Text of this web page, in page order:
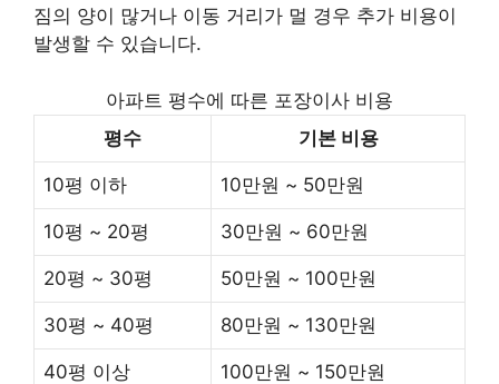
짐의 양이 많거나 이동 거리가 멀 경우 추가 비용이
발생할 수 있습니다.
아파트 평수에 따른 포장이사 비용
평수
기본 비용
10평 이하 10만원 ~ 50만원
10평 ~ 20평 30만원 ~ 60만원
20평 ~ 30평 50만원 ~ 100만원
30평 ~ 40평 80만원 ~ 130만원
40평 이상 100만원 ~ 150만원